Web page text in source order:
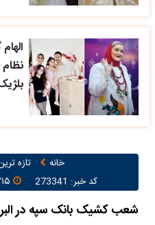
خانه تازه
کد خبر: 273341
شعب کشیک بانک سپه در